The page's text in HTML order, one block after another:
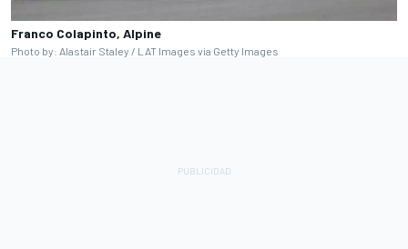
Franco Colapinto, Alpine
Photo by: Alastair Staley / LAT Images via Getty Images